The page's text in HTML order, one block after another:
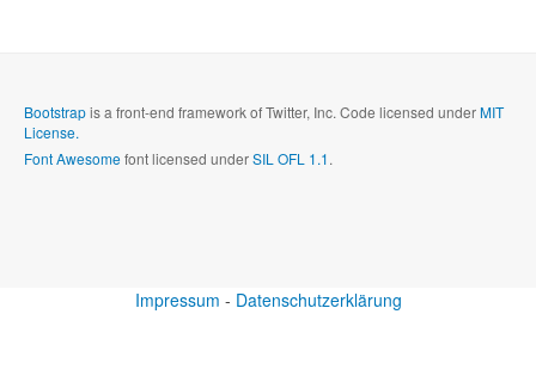
Bootstrapis a front-end framework of Twitter, Inc. Code licensed underMIT
License.
Font Awesomefont licensed underSIL OFL 1.1.
Impressum - Datenschutzerklärung